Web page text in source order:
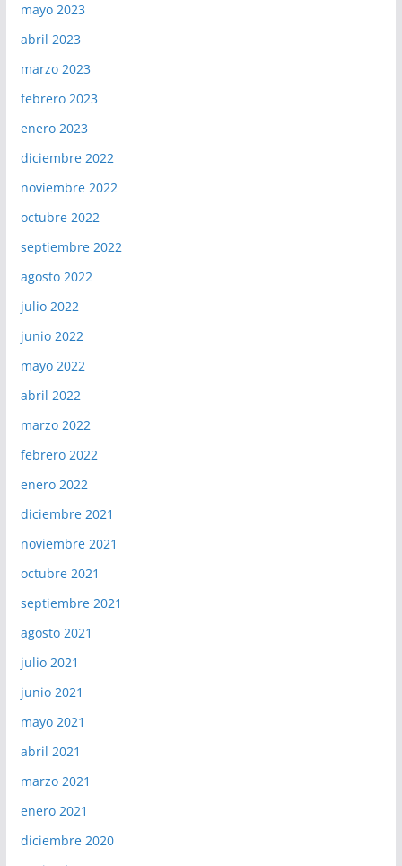
mayo 2023
abril 2023
marzo 2023
febrero 2023
enero 2023
diciembre 2022
noviembre 2022
octubre 2022
septiembre 2022
agosto 2022
julio 2022
junio 2022
mayo 2022
abril 2022
marzo 2022
febrero 2022
enero 2022
diciembre 2021
noviembre 2021
octubre 2021
septiembre 2021
agosto 2021
julio 2021
junio 2021
mayo 2021
abril 2021
marzo 2021
enero 2021
diciembre 2020